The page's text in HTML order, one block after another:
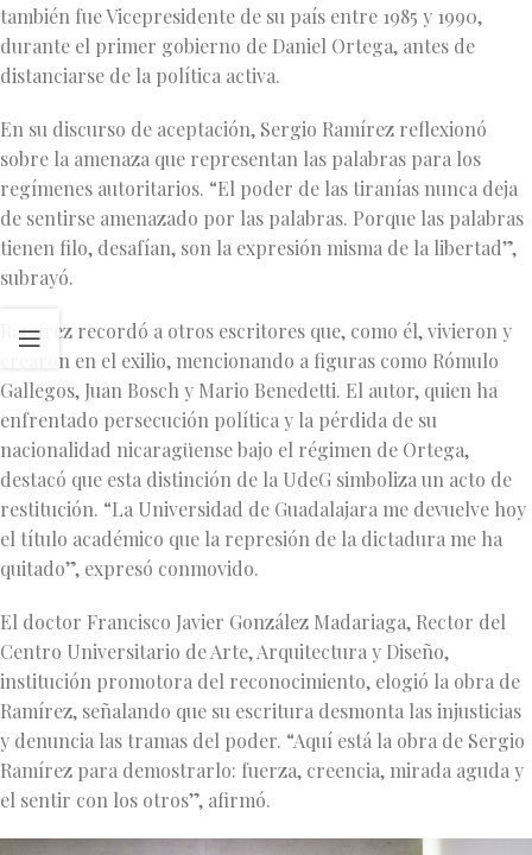
también fue Vicepresidente de su país entre 1985 y 1990,
durante el primer gobierno de Daniel Ortega, antes de
distanciarse de la política activa.
En su discurso de aceptación, Sergio Ramírez reflexionó
sobre la amenaza que representan las palabras para los
regímenes autoritarios. “El poder de las tiranías nunca deja
de sentirse amenazado por las palabras. Porque las palabras
tienen filo, desafían, son la expresión misma de la libertad”,
subrayó.
Ramírez recordó a otros escritores que, como él, vivieron y
crearon en el exilio, mencionando a figuras como Rómulo
Gallegos, Juan Bosch y Mario Benedetti. El autor, quien ha
enfrentado persecución política y la pérdida de su
nacionalidad nicaragüense bajo el régimen de Ortega,
destacó que esta distinción de la UdeG simboliza un acto de
restitución. “La Universidad de Guadalajara me devuelve hoy
el título académico que la represión de la dictadura me ha
quitado”, expresó conmovido.
El doctor Francisco Javier González Madariaga, Rector del
Centro Universitario de Arte, Arquitectura y Diseño,
institución promotora del reconocimiento, elogió la obra de
Ramírez, señalando que su escritura desmonta las injusticias
y denuncia las tramas del poder. “Aquí está la obra de Sergio
Ramírez para demostrarlo: fuerza, creencia, mirada aguda y
el sentir con los otros”, afirmó.